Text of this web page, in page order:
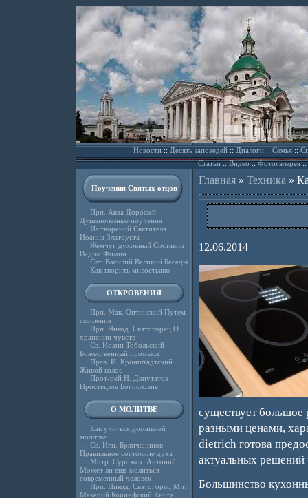
Новости::Десять заповедей::Диалоги::Семья::
Статьи::Видео ::Фотогалерея::
Поучения Святых отцов
.: Прп. Авва Дорофей
Душеполезные поучения
.: Из творений Святителя
Иоанна Златоуста
.: Жемчуг духовный Составил
Вадим Фомин
.: Свт. Василий Великий Беседы
.: Как творить милостыню
ОТКРОВЕНИЯ
.: Прп. Мак. Оптинский Путем
смирения
.: Прп. Никод. Святогорец О
хранении чувств
.: Св. Иоанн Тобольский
Божественный промысл
.: Прав. И. Кронштадтский
Живой колос
.: Прот-рей Н. Депутатов
Простецкое Богословие
О МОЛИТВЕ
.: Как учиться домашней
молитве
.: Св. Игн. Брянчанинов
Правильное состояние духа
.: Митр. Сурожск. Антоний
Может ли еще молиться
современный человек
.: Прп. Никод. Святогорец Мит.
Макарий Коринфский Книга
Главная» Техника »
12.06.2014
существует большое
разными ценами,
dietrich готова
актуальных решений
Большинство